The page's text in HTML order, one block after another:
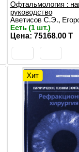
Офтальмология :
руководство
Аветисов С.Э.,
Есть (1 шт.)
Цена: 75168.00 T
Хит